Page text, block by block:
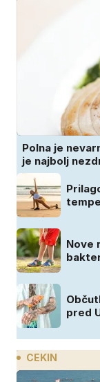
Polna je
je najbolj
Nove
pred
CEKIN